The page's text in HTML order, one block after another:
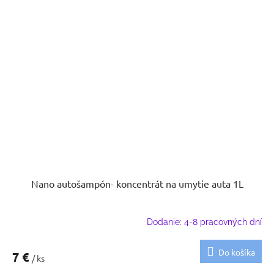
Nano autošampón- koncentrát na umytie auta 1L
Dodanie: 4-8 pracovných dní
7 € / ks
Do košíka